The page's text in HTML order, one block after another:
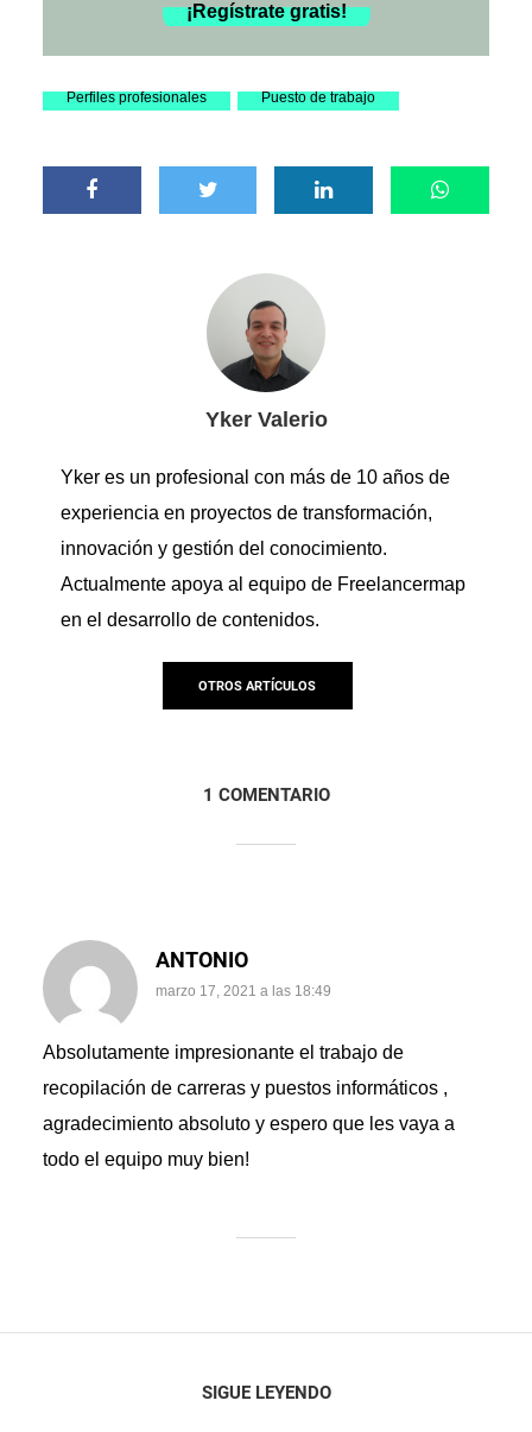
¡Regístrate gratis!
Perfiles profesionales Puesto de trabajo
Yker Valerio
Yker es un profesional con más de 10 años de
experiencia en proyectos de transformación,
innovación y gestión del conocimiento.
Actualmente apoya al equipo de Freelancermap
en el desarrollo de contenidos.
OTROS ARTÍCULOS
1 COMENTARIO
ANTONIO
marzo 17, 2021 a las 18:49
Absolutamente impresionante el trabajo de
recopilación de carreras y puestos informáticos ,
agradecimiento absoluto y espero que les vaya a
todo el equipo muy bien!
SIGUE LEYENDO